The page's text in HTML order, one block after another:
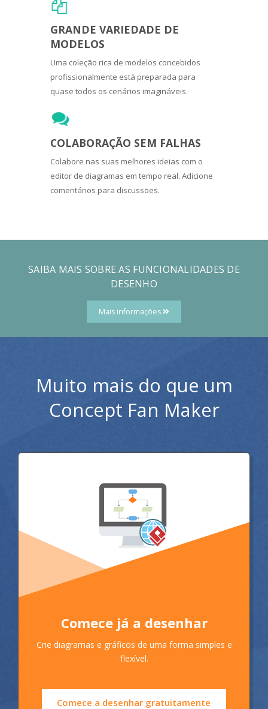
GRANDE VARIEDADE DE
MODELOS
Uma coleção rica de modelos concebidos
profissionalmente está preparada para
quase todos os cenários imagináveis.
COLABORAÇÃO SEM FALHAS
Colabore nas suas melhores ideias com o
editor de diagramas em tempo real. Adicione
comentários para discussões.
SAIBA MAIS SOBRE AS FUNCIONALIDADES DE
DESENHO
Mais informações
Muito mais do que um
Concept Fan Maker
Comece já a desenhar
Crie diagramas e gráficos de uma forma simples e
flexível.
Comece a desenhar gratuitamente